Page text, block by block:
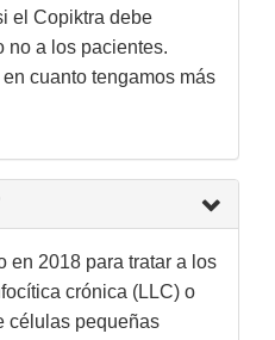
el Copiktra debe
no a los pacientes.
cuanto tengamos más
en 2018 para tratar a los
crónica (LLC) o
células pequeñas